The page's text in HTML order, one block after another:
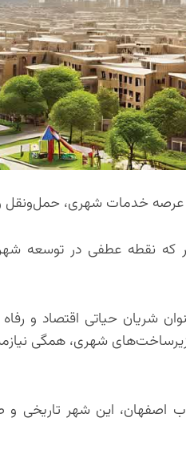
خدمات شهری، حمل‌ونقل و
که نقطه عطفی در توسعه
شریان حیاتی اقتصاد و
شهری، همگی
اصفهان، این شهر تاریخی و